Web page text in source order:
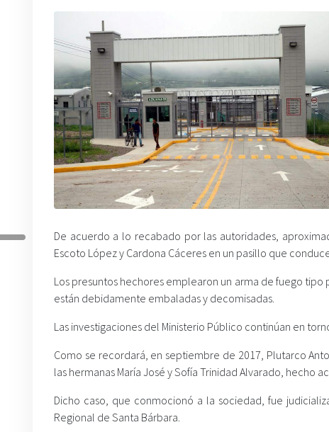
De acuerdo a lo recabado por las autoridades,
Escoto López y Cardona Cáceres en un pasillo que
Los presuntos hechores emplearon un arma de fuego
están debidamente embaladas y decomisadas.
Las investigaciones del Ministerio Público continúan en
Como se recordará, en septiembre de 2017, Plutarco
las hermanas María José y Sofía Trinidad Alvarado, hecho
Dicho caso, que conmocionó a la sociedad, fue
Regional de Santa Bárbara.